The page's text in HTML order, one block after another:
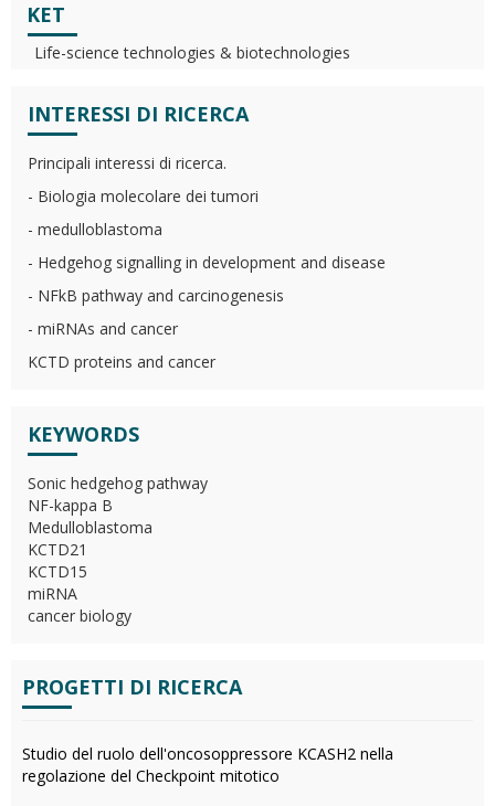
KET
Life-science technologies & biotechnologies
INTERESSI DI RICERCA
Principali interessi di ricerca.
- Biologia molecolare dei tumori
- medulloblastoma
- Hedgehog signalling in development and disease
- NFkB pathway and carcinogenesis
- miRNAs and cancer
KCTD proteins and cancer
KEYWORDS
Sonic hedgehog pathway
NF-kappa B
Medulloblastoma
KCTD21
KCTD15
miRNA
cancer biology
PROGETTI DI RICERCA
Studio del ruolo dell'oncosoppressore KCASH2 nella
regolazione del Checkpoint mitotico